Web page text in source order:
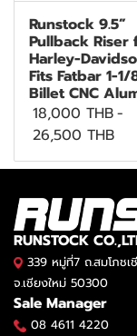
Runstock 9.5”
Pullback Riser
Harley-
Fits Fatbar 1-1/
Billet CNC
18,000 THB-
26,500 THB
RUNSTOCK
339 หมู่ที่7 ถ.สมโภชเ
จ.เชียงใหม่ 50300
Sale Manager
08 4611 4220